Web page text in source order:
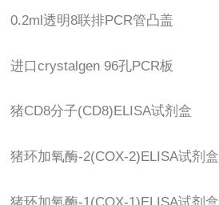
0.2ml透明8联排PCR管凸盖
进口crystalgen 96孔PCR板
猪CD8分子(CD8)ELISA试剂盒
猪环加氧酶-2(COX-2)ELISA试剂盒
猪环加氧酶-1(COX-1)ELISA试剂盒